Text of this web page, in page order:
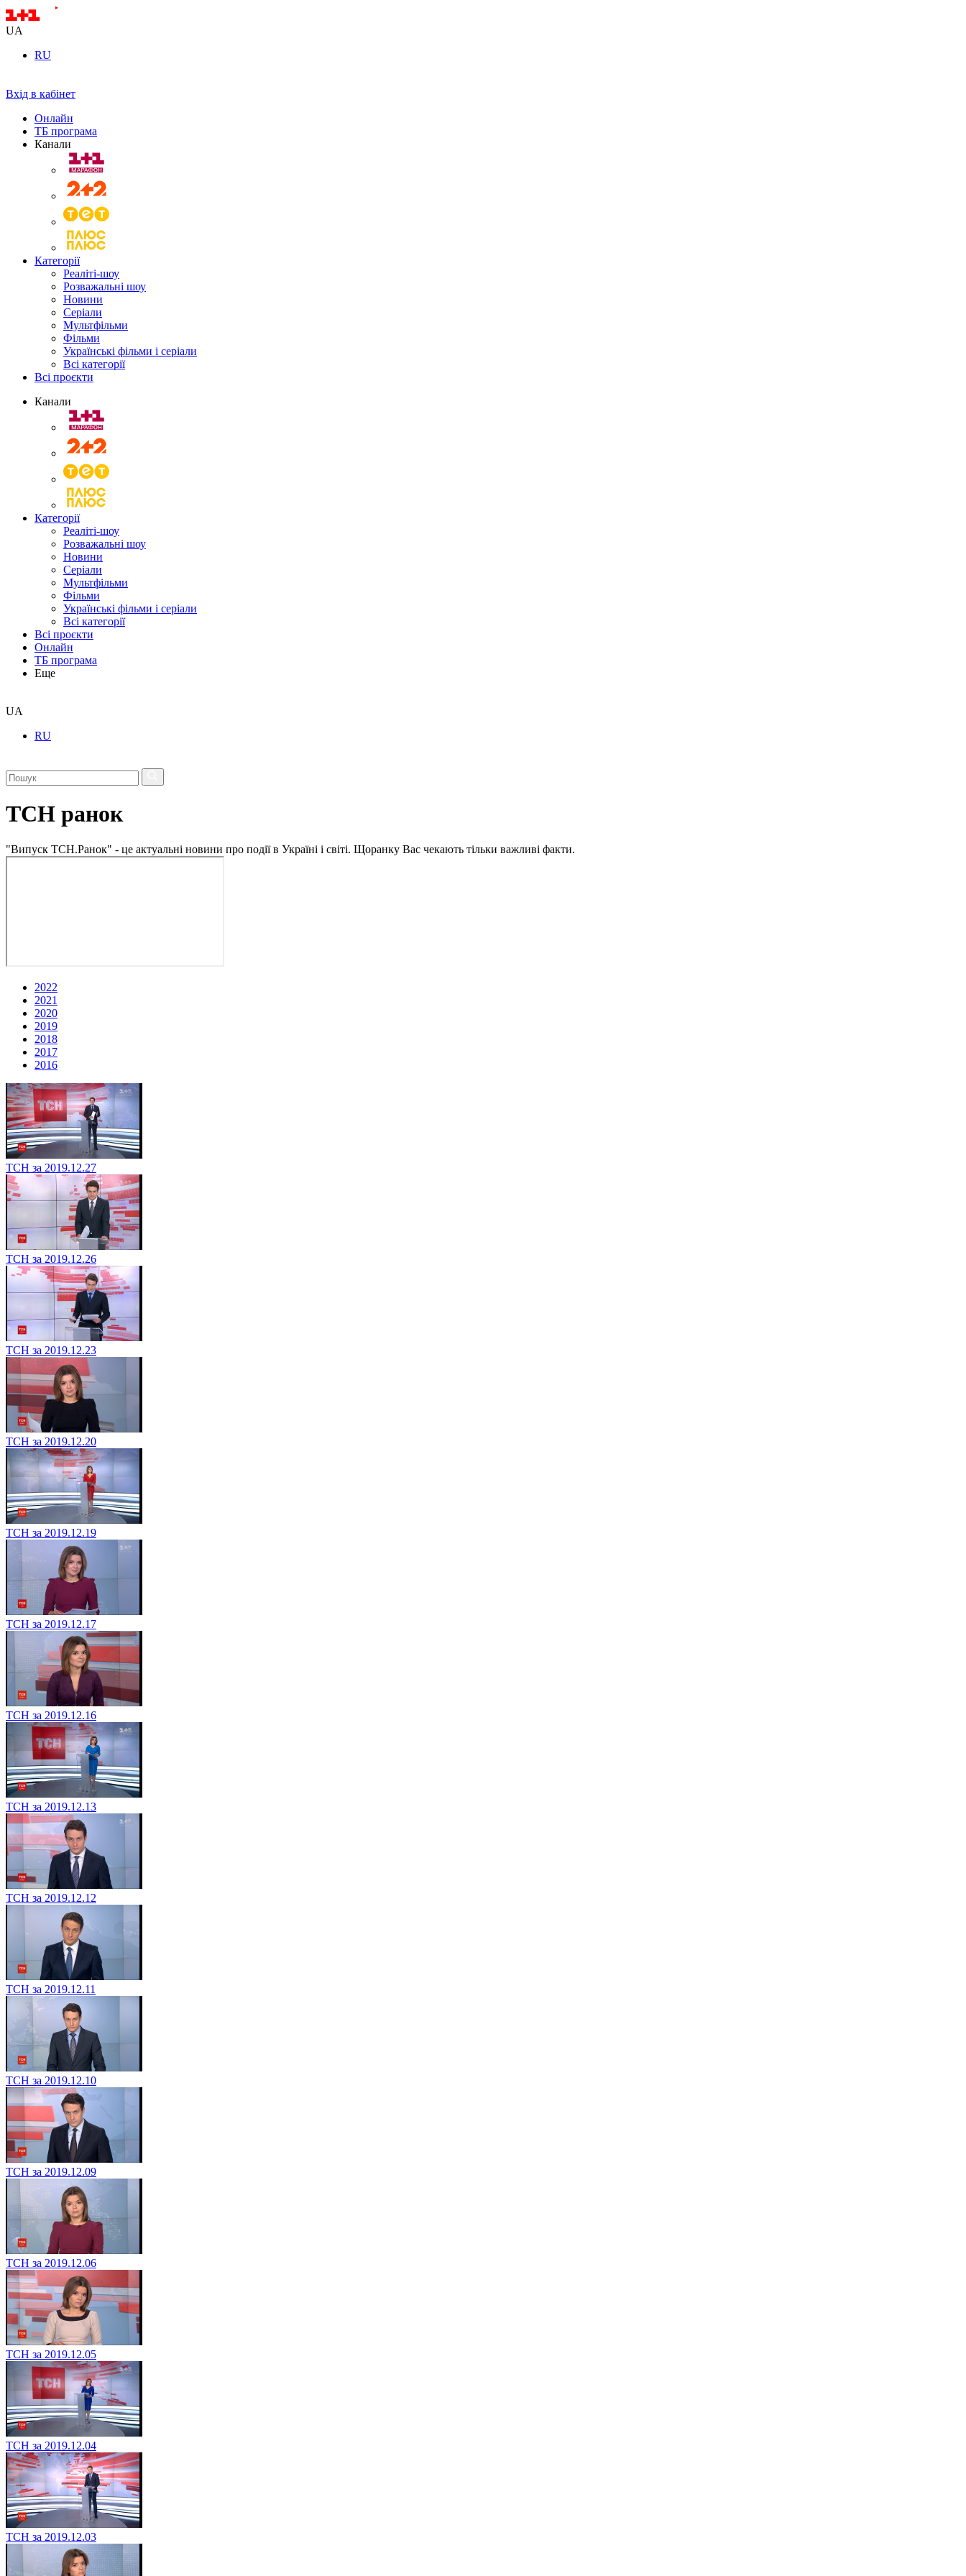
UA
RU
Вхід в кабінет
Онлайн
ТБ програма
Канали
Категорії
Реаліті-шоу
Розважальні шоу
Новини
Серіали
Мультфільми
Фільми
Українські фільми і серіали
Всі категорії
Всі проєкти
Канали
Категорії
Реаліті-шоу
Розважальні шоу
Новини
Серіали
Мультфільми
Фільми
Українські фільми і серіали
Всі категорії
Всі проєкти
Онлайн
ТБ програма
Еще
UA
RU
ТСН ранок
"Випуск ТСН.Ранок" - це актуальні новини про події в Україні і світі. Щоранку Вас чекають тільки важливі факти.
2022
2021
2020
2019
2018
2017
2016
ТСН за 2019.12.27
ТСН за 2019.12.26
ТСН за 2019.12.23
ТСН за 2019.12.20
ТСН за 2019.12.19
ТСН за 2019.12.17
ТСН за 2019.12.16
ТСН за 2019.12.13
ТСН за 2019.12.12
ТСН за 2019.12.11
ТСН за 2019.12.10
ТСН за 2019.12.09
ТСН за 2019.12.06
ТСН за 2019.12.05
ТСН за 2019.12.04
ТСН за 2019.12.03